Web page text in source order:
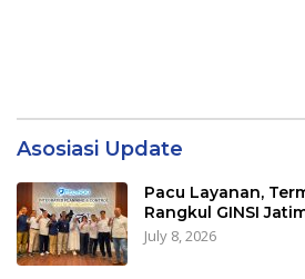
Asosiasi Update
Pacu Layanan,
Rangkul GINSI
July 8, 2026